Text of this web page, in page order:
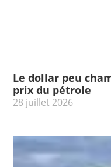
Le dollar peu
prix du pétrole
28 juillet 2026